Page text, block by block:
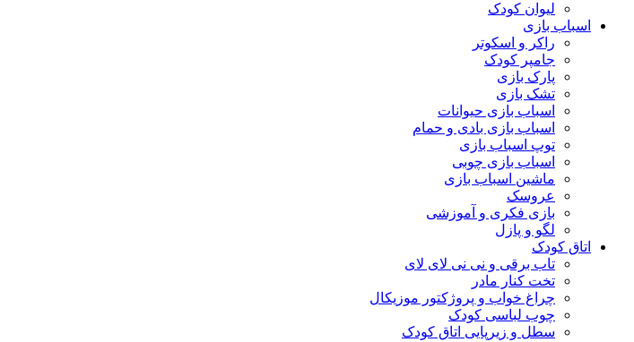
لیوان کودک
اسباب بازی
راکر و اسکوتر
جامپر کودک
پارک بازی
تشک بازی
اسباب بازی حیوانات
اسباب بازی بادی و حمام
توپ اسباب بازی
اسباب بازی چوبی
ماشین اسباب بازی
عروسک
بازی فکری و آموزشی
لگو و پازل
اتاق کودک
تاب برقی و نی نی لای لای
تخت کنار مادر
چراغ خواب و پروژکتور موزیکال
چوب لباسی کودک
سطل و زیرپایی اتاق کودک